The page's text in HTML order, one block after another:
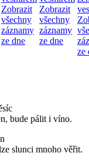
Zobrazit
všechny
záznamy
ze dne
Zobrazit
všechny
záznamy
ze dne
ze
bude pálit i víno.
slunci mnoho věřit.